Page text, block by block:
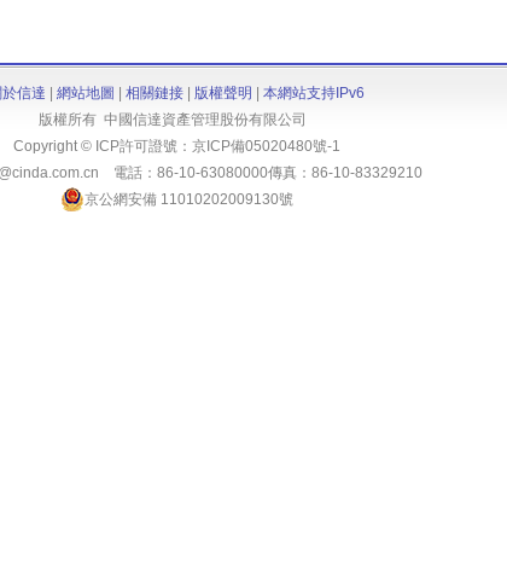
於信達 網站地圖 相關鏈接 版權聲明
本網站支持IPv6
版權所有 中國信達資產管理股份有限公司
Copyright © ICP許可證號： 京ICP備05020480號-1
電話：86-10-63080000傳真：86-10-83329210
京公網安備 11010202009130號